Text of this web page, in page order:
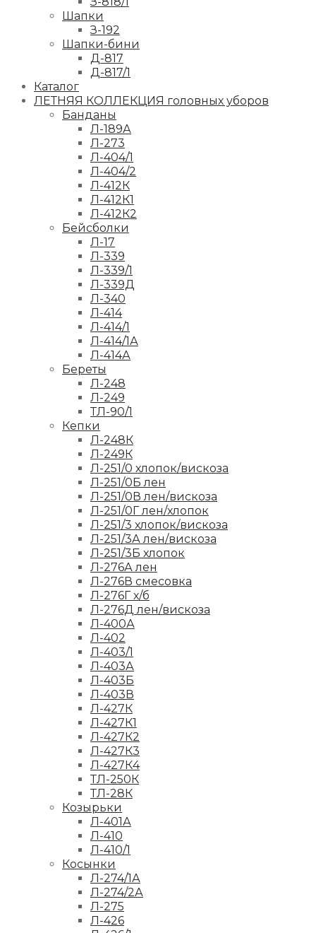
Шапки
З-192
Шапки-бини
Д-817
Д-817/1
Каталог
ЛЕТНЯЯ КОЛЛЕКЦИЯ головных уборов
Банданы
Л-189А
Л-273
Л-404/1
Л-404/2
Л-412К
Л-412К1
Л-412К2
Бейсболки
Л-17
Л-339
Л-339/1
Л-339Д
Л-340
Л-414
Л-414/1
Л-414/1А
Л-414А
Береты
Л-248
Л-249
ТЛ-90/1
Кепки
Л-248К
Л-249К
Л-251/0 хлопок/вискоза
Л-251/0Б лен
Л-251/0В лен/вискоза
Л-251/0Г лен/хлопок
Л-251/3 хлопок/вискоза
Л-251/3А лен/вискоза
Л-251/3Б хлопок
Л-276А лен
Л-276В смесовка
Л-276Г х/б
Л-276Д лен/вискоза
Л-400А
Л-402
Л-403/1
Л-403А
Л-403Б
Л-403В
Л-427К
Л-427К1
Л-427К2
Л-427К3
Л-427К4
ТЛ-250К
ТЛ-28К
Козырьки
Л-401А
Л-410
Л-410/1
Косынки
Л-274/1А
Л-274/2А
Л-275
Л-426